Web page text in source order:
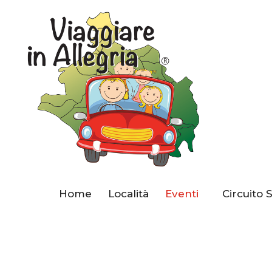
Home Località Eventi Circuito